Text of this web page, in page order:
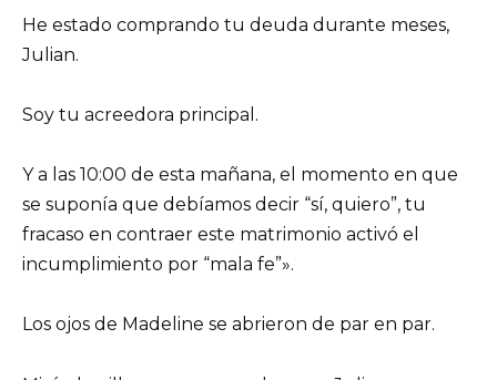
He estado comprando tu deuda durante meses,
Julian.
Soy tu acreedora principal.
Y a las 10:00 de esta mañana, el momento en que
se suponía que debíamos decir “sí, quiero”, tu
fracaso en contraer este matrimonio activó el
incumplimiento por “mala fe”».
Los ojos de Madeline se abrieron de par en par.